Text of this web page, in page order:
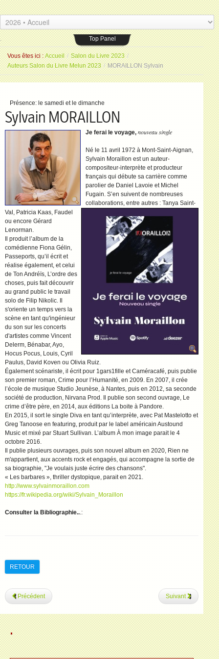
.
.
Les Amis du livre
Espace Saint-Jean
Top Panel
Vous êtes ici : Accueil / Salon du Livre 2023 /
Auteurs Salon du Livre Melun 2023 / MORAILLON Sylvain
Présence: le samedi et le dimanche
Sylvain MORAILLON
Je ferai le voyage, nouveau single
Né le 11 avril 1972 à Mont-Saint-Aignan,
Sylvain Moraillon est un auteur-
compositeur-interprète et producteur
français qui débute sa carrière comme
parolier de Daniel Lavoie et Michel
Fugain. S’en suivent de nombreuses
collaborations, entre autres : Tanya Saint-
Val, Patricia Kaas, Faudel
ou encore Gérard
Lenorman.
Il produit l’album de la
comédienne Fiona Gélin,
Passeports, qu’il écrit et
réalise également, et celui
de Ton Andréïs, L’ordre des
choses, puis fait découvrir
au grand public le travail
solo de Filip Nikolic. Il
s'oriente un temps vers la
scène en tant qu'ingénieur
du son sur les concerts
d'artistes comme Vincent
Delerm, Bénabar, Ayo,
Hocus Pocus, Louis, Cyril
Paulus, David Koven ou Olivia Ruiz.
Également scénariste, il écrit pour 1gars1fille et Caméracafé, puis publie
son premier roman, Crime pour l’Humanité, en 2009. En 2007, il crée
l’école de musique Studio Jeunèse, à Nantes, puis en 2012, sa seconde
société de production, Nirvana Prod. Il publie son second ouvrage, Le
crime d’être père, en 2014, aux éditions La boite à Pandore.
En 2015, il sort le single Diva en tant qu’interprète, avec Pat Mastelotto et
Greg Tanoose en featuring, produit par le label américain Austound
Music et mixé par Stuart Sullivan. L’album À mon image parait le 4
octobre 2016.
Il publie plusieurs ouvrages, puis son nouvel album en 2020, Rien ne
m'appartient, aux accents rock et engagés, qui accompagne la sortie de
sa biographie, "Je voulais juste écrire des chansons".
« Les barbares », thriller dystopique, parait en 2021.
http://www.sylvainmoraillon.com
https://fr.wikipedia.org/wiki/Sylvain_Moraillon
Consulter la Bibliographie.. :
RETOUR
Précédent Suivant
.